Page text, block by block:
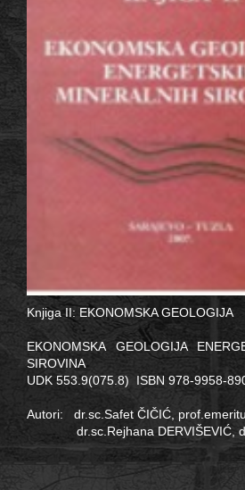
Knjiga II: EKONOMSKA GEOLOGIJA
EKONOMSKA GEOLOGIJA
SIROVINA
UDK 553.9(075.8) ISBN 978-9958-
Autori: dr.sc.Safet ČIČIĆ,
dr.sc.Rejhana DERVIŠEVIĆ,